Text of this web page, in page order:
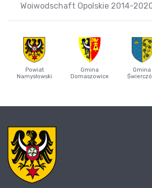
Woiwodschaft Opolskie 2014-
Powiat
Namysłowski
Gmina
Domaszowice
Gmina